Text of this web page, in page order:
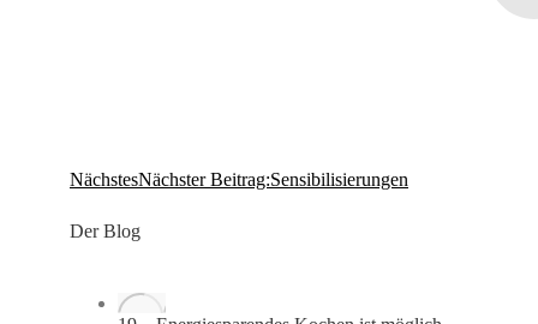
NächstesNächster Beitrag:Sensibilisierungen
Der Blog